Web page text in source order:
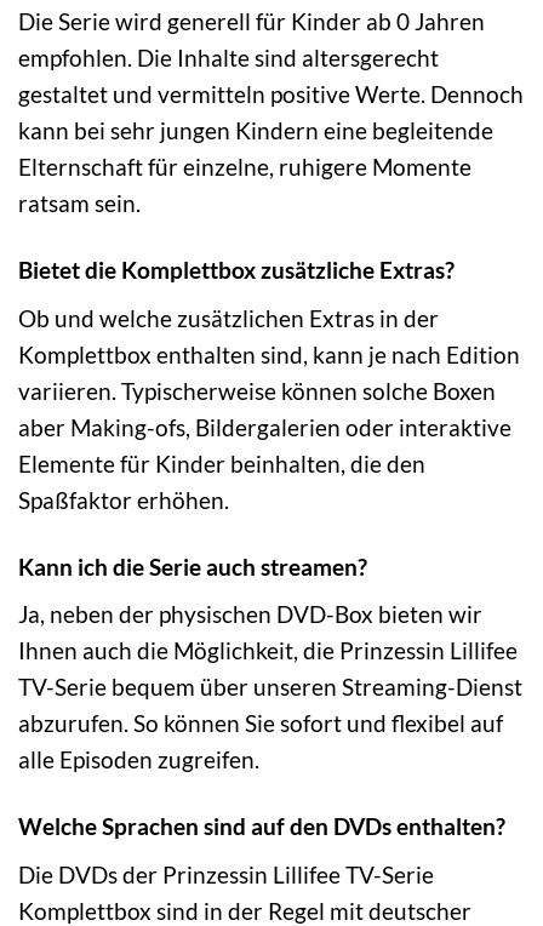
Die Serie wird generell für Kinder ab 0 Jahren
empfohlen. Die Inhalte sind altersgerecht
gestaltet und vermitteln positive Werte. Dennoch
kann bei sehr jungen Kindern eine begleitende
Elternschaft für einzelne, ruhigere Momente
ratsam sein.
Bietet die Komplettbox zusätzliche Extras?
Ob und welche zusätzlichen Extras in der
Komplettbox enthalten sind, kann je nach Edition
variieren. Typischerweise können solche Boxen
aber Making-ofs, Bildergalerien oder interaktive
Elemente für Kinder beinhalten, die den
Spaßfaktor erhöhen.
Kann ich die Serie auch streamen?
Ja, neben der physischen DVD-Box bieten wir
Ihnen auch die Möglichkeit, die Prinzessin Lillifee
TV-Serie bequem über unseren Streaming-Dienst
abzurufen. So können Sie sofort und flexibel auf
alle Episoden zugreifen.
Welche Sprachen sind auf den DVDs enthalten?
Die DVDs der Prinzessin Lillifee TV-Serie
Komplettbox sind in der Regel mit deutscher